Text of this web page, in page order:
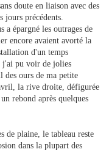
doute en liaison avec des
jours précédents.
a épargné les outrages de
encore avaient avorté la
d'un temps
j'ai pu voir de jolies
des ours de ma petite
la rive droite, défigurée
rebond après quelques
de plaine, le tableau reste
dans la plupart des